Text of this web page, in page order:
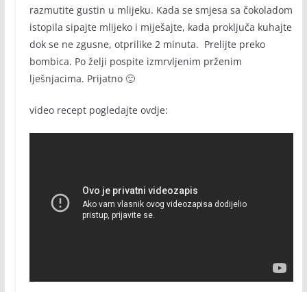
razmutite gustin u mlijeku. Kada se smjesa sa čokoladom
istopila sipajte mlijeko i miješajte, kada proključa kuhajte
dok se ne zgusne, otprilike 2 minuta. Prelijte preko
bombica. Po želji pospite izmrvljenim prženim
lješnjacima. Prijatno 🙂
video recept pogledajte ovdje: